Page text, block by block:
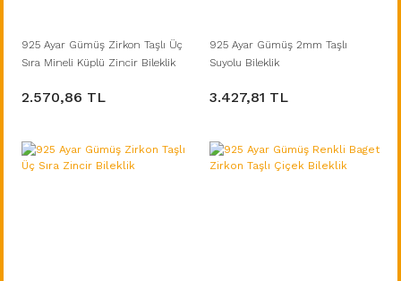
925 Ayar Gümüş Zirkon Taşlı Üç
Sıra Mineli Küplü Zincir Bileklik
2.570,86 TL
925 Ayar Gümüş 2mm Taşlı
Suyolu Bileklik
3.427,81 TL